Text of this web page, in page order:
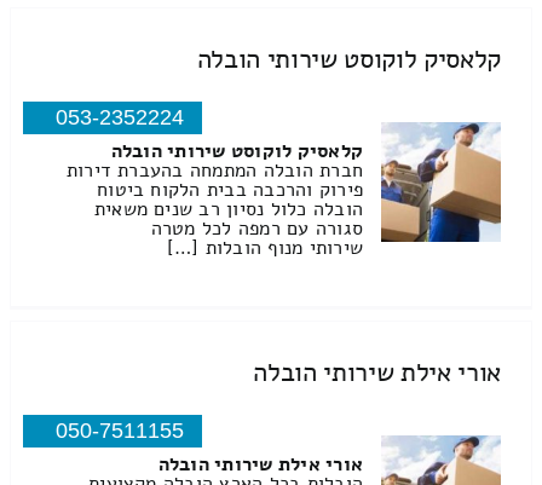
קלאסיק לוקוסט שירותי הובלה
053-2352224
קלאסיק לוקוסט שירותי הובלה
חברת הובלה המתמחה בהעברת דירות
פירוק והרכבה בבית הלקוח ביטוח
הובלה כלול נסיון רב שנים משאית
סגורה עם רמפה לכל מטרה
שירותי מנוף הובלות […]
אורי אילת שירותי הובלה
050-7511155
אורי אילת שירותי הובלה